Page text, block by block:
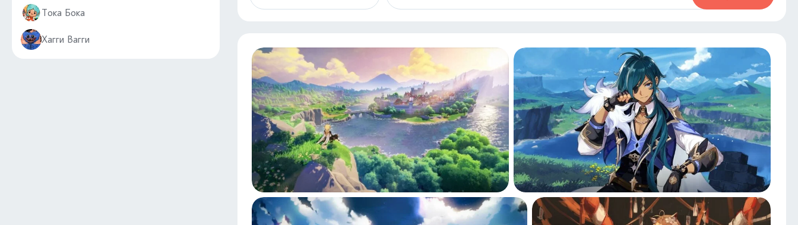
Тока Бока
Хагги Вагги